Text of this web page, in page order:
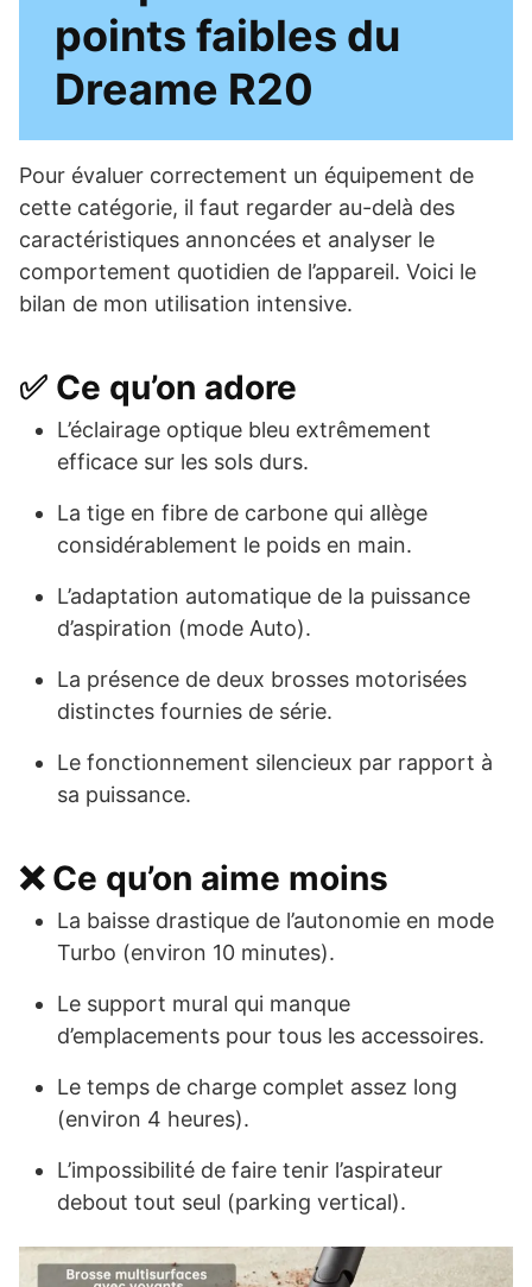
points faibles du
Dreame R20
Pour évaluer correctement un équipement de
cette catégorie, il faut regarder au-delà des
caractéristiques annoncées et analyser le
comportement quotidien de l’appareil. Voici le
bilan de mon utilisation intensive.
✅ Ce qu’on adore
L’éclairage optique bleu extrêmement
efficace sur les sols durs.
La tige en fibre de carbone qui allège
considérablement le poids en main.
L’adaptation automatique de la puissance
d’aspiration (mode Auto).
La présence de deux brosses motorisées
distinctes fournies de série.
Le fonctionnement silencieux par rapport à
sa puissance.
❌ Ce qu’on aime moins
La baisse drastique de l’autonomie en mode
Turbo (environ 10 minutes).
Le support mural qui manque
d’emplacements pour tous les accessoires.
Le temps de charge complet assez long
(environ 4 heures).
L’impossibilité de faire tenir l’aspirateur
debout tout seul (parking vertical).